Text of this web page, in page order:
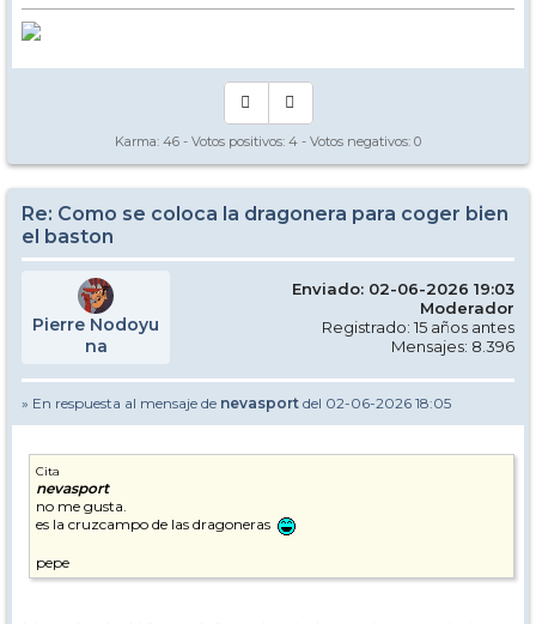
Karma: 46 - Votos positivos: 4 - Votos negativos: 0
Re: Como se coloca la dragonera para coger bien
el baston
Pierre Nodoyu
na
Enviado: 02-06-2026 19:03
Moderador
Registrado: 15 años antes
Mensajes: 8.396
» En respuesta al mensaje de nevasport del 02-06-2026 18:05
Cita
nevasport
no me gusta.
es la cruzcampo de las dragoneras
pepe